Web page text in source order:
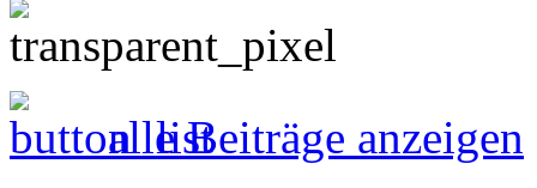
alle Beiträge anzeigen